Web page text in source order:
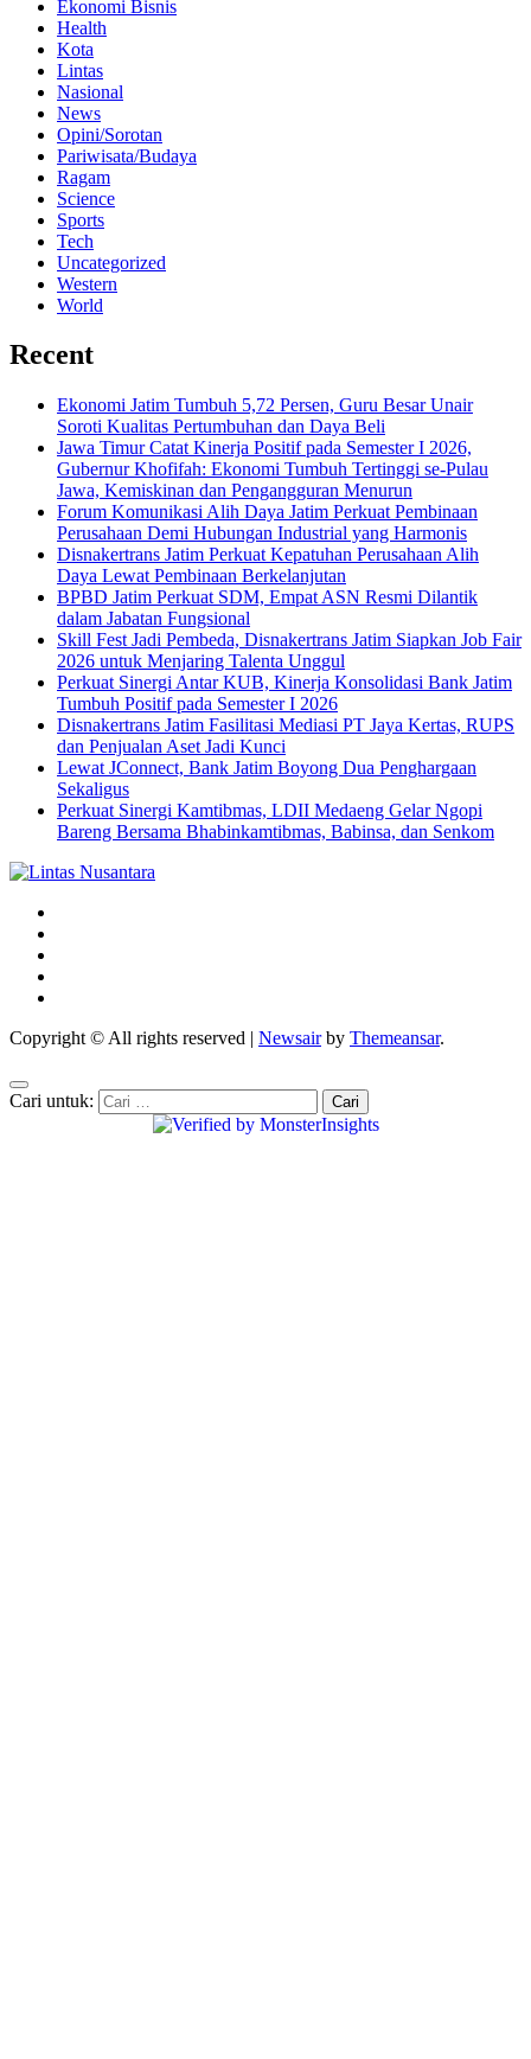
Ekonomi Bisnis
Health
Kota
Lintas
Nasional
News
Opini/Sorotan
Pariwisata/Budaya
Ragam
Science
Sports
Tech
Uncategorized
Western
World
Recent
Ekonomi Jatim Tumbuh 5,72 Persen, Guru Besar Unair
Soroti Kualitas Pertumbuhan dan Daya Beli
Jawa Timur Catat Kinerja Positif pada Semester I 2026,
Gubernur Khofifah: Ekonomi Tumbuh Tertinggi se-Pulau
Jawa, Kemiskinan dan Pengangguran Menurun
Forum Komunikasi Alih Daya Jatim Perkuat Pembinaan
Perusahaan Demi Hubungan Industrial yang Harmonis
Disnakertrans Jatim Perkuat Kepatuhan Perusahaan Alih
Daya Lewat Pembinaan Berkelanjutan
BPBD Jatim Perkuat SDM, Empat ASN Resmi Dilantik
dalam Jabatan Fungsional
Skill Fest Jadi Pembeda, Disnakertrans Jatim Siapkan Job Fair
2026 untuk Menjaring Talenta Unggul
Perkuat Sinergi Antar KUB, Kinerja Konsolidasi Bank Jatim
Tumbuh Positif pada Semester I 2026
Disnakertrans Jatim Fasilitasi Mediasi PT Jaya Kertas, RUPS
dan Penjualan Aset Jadi Kunci
Lewat JConnect, Bank Jatim Boyong Dua Penghargaan
Sekaligus
Perkuat Sinergi Kamtibmas, LDII Medaeng Gelar Ngopi
Bareng Bersama Bhabinkamtibmas, Babinsa, dan Senkom
Copyright © All rights reserved | Newsairby Themeansar.
Cari untuk: